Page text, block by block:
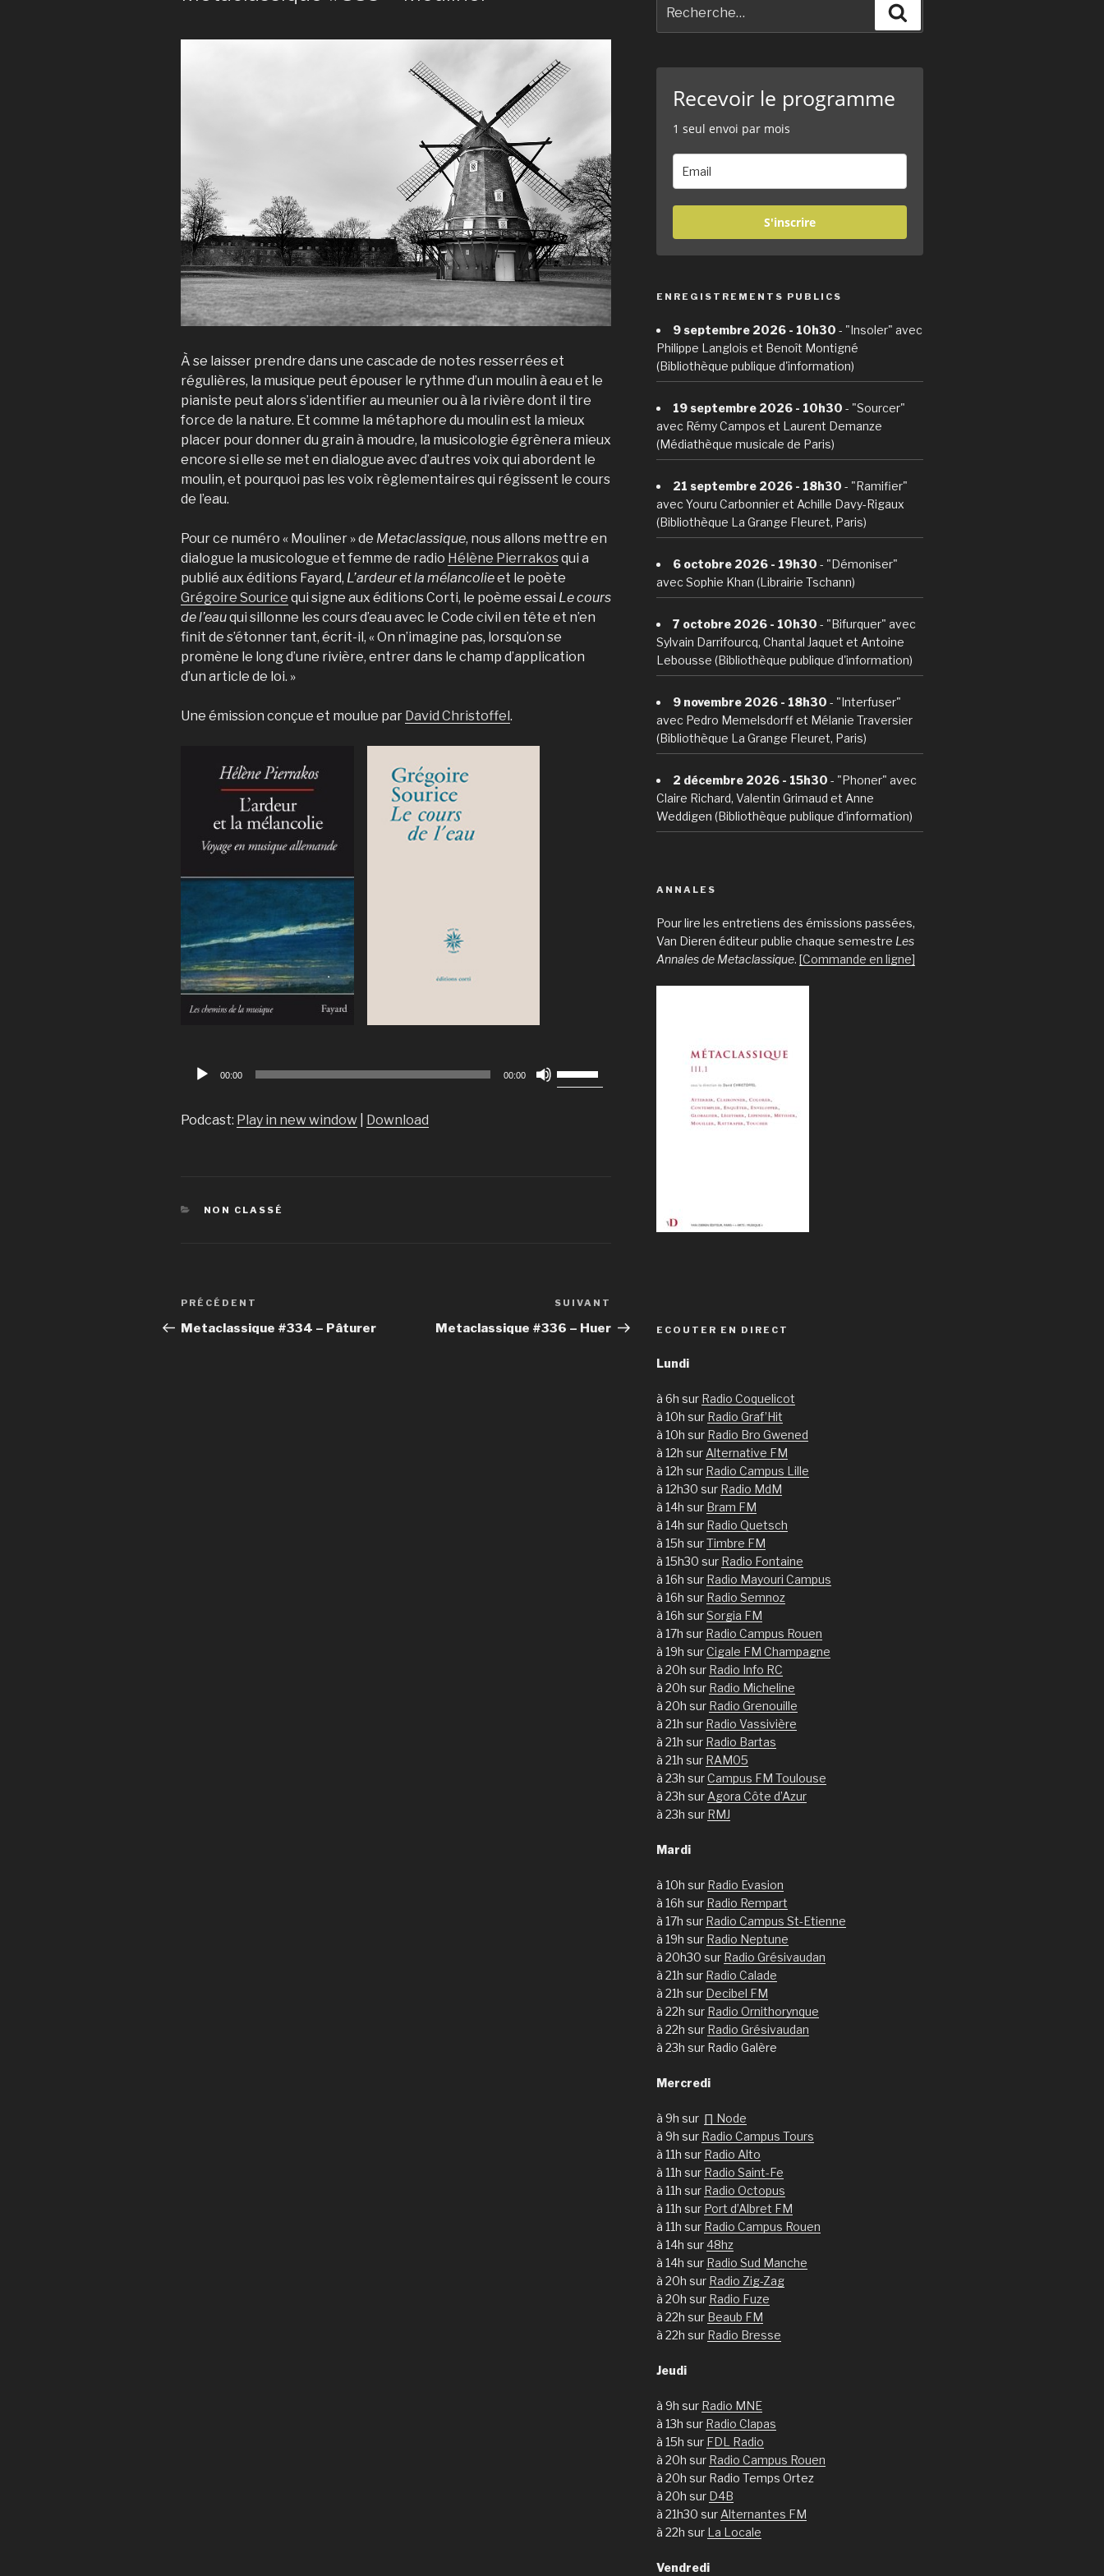
À se laisser prendre dans une cascade de notes resserrées et
régulières, la musique peut épouser le rythme d’un moulin à eau et le
pianiste peut alors s’identifier au meunier ou à la rivière dont il tire
force de la nature. Et comme la métaphore du moulin est la mieux
placer pour donner du grain à moudre, la musicologie égrènera mieux
encore si elle se met en dialogue avec d’autres voix qui abordent le
moulin, et pourquoi pas les voix règlementaires qui régissent le cours
de l’eau.
Pour ce numéro « Mouliner » de Metaclassique, nous allons mettre en
dialogue la musicologue et femme de radio Hélène Pierrakosqui a
publié aux éditions Fayard, L’ardeur et la mélancolieet le poète
Grégoire Sourice qui signe aux éditions Corti, le poème essai Le cours
de l’eauqui sillonne les cours d’eau avec le Code civil en tête et n’en
finit de s’étonner tant, écrit-il, « On n’imagine pas, lorsqu’on se
promène le long d’une rivière, entrer dans le champ d’application
d’un article de loi. »
Une émission conçue et moulue par David Christoffel.
Lecteur
00:00 00:00
les
Podcast: Play in new window Download
CATÉGORIES
NON CLASSÉ
Navigation
de
Article
précédent
PRÉCÉDENT
Metaclassique #334 – Pâturer
suivant
SUIVANT
Metaclassique #336 – Huer
pour
Recevoir le programme
1 seul envoi par mois
S'inscrire
ENREGISTREMENTS PUBLICS
9 septembre 2026 - 10h30 - "Insoler" avec
Philippe Langlois et Benoît Montigné
(Bibliothèque publique d'information)
19 septembre 2026 - 10h30 - "Sourcer"
avec Rémy Campos et Laurent Demanze
(Médiathèque musicale de Paris)
21 septembre 2026 - 18h30 - "Ramifier"
avec Youru Carbonnier et Achille Davy-Rigaux
(Bibliothèque La Grange Fleuret, Paris)
6 octobre 2026 - 19h30 - "Démoniser"
avec Sophie Khan (Librairie Tschann)
7 octobre 2026 - 10h30 - "Bifurquer" avec
Sylvain Darrifourcq, Chantal Jaquet et Antoine
Lebousse (Bibliothèque publique d'information)
9 novembre 2026 - 18h30 - "Interfuser"
avec Pedro Memelsdorff et Mélanie Traversier
(Bibliothèque La Grange Fleuret, Paris)
2 décembre 2026 - 15h30 - "Phoner" avec
Claire Richard, Valentin Grimaud et Anne
Weddigen (Bibliothèque publique d'information)
ANNALES
Pour lire les entretiens des émissions passées,
Van Dieren éditeur publie chaque semestre Les
Annales de Metaclassique. [Commande en ligne]
ECOUTER EN DIRECT
Lundi
à 6h sur Radio Coquelicot
à 10h sur Radio Graf’Hit
à 10h sur Radio Bro Gwened
à 12h sur Alternative FM
à 12h sur Radio Campus Lille
à 12h30 sur Radio MdM
à 14h sur Bram FM
à 14h sur Radio Quetsch
à 15h surTimbre FM
à 15h30 sur Radio Fontaine
à 16h sur Radio Mayouri Campus
à 16h sur Radio Semnoz
à 16h surSorgia FM
à 17h sur Radio Campus Rouen
à 19h surCigale FM Champagne
à 20h sur Radio Info RC
à 20h sur Radio Micheline
à 20h sur Radio Grenouille
à 21h sur Radio Vassivière
à 21h sur Radio Bartas
à 21h sur RAM05
à 23h surCampus FM Toulouse
à 23h sur Agora Côte d’Azur
à 23h sur RMJ
Mardi
à 10h sur Radio Evasion
à 16h sur Radio Rempart
à 17h sur Radio Campus St-Etienne
à 19h sur Radio Neptune
à 20h30 sur Radio Grésivaudan
à 21h sur Radio Calade
à 21h sur Decibel FM
à 22h sur Radio Ornithorynque
à 22h sur Radio Grésivaudan
à 23h sur Radio Galère
Mercredi
à 9h sur ∏ Node
à 9h sur Radio Campus Tours
à 11h sur Radio Alto
à 11h sur Radio Saint-Fe
à 11h sur Radio Octopus
à 11h sur Port d’Albret FM
à 11h sur Radio Campus Rouen
à 14h sur 48hz
à 14h sur Radio Sud Manche
à 20h sur Radio Zig-Zag
à 20h sur Radio Fuze
à 22h sur Beaub FM
à 22h sur Radio Bresse
Jeudi
à 9h sur Radio MNE
à 13h sur Radio Clapas
à 15h sur FDL Radio
à 20h sur Radio Campus Rouen
à 20h sur Radio Temps Ortez
à 20h sur D4B
à 21h30 sur Alternantes FM
à 22h sur La Locale
Vendredi